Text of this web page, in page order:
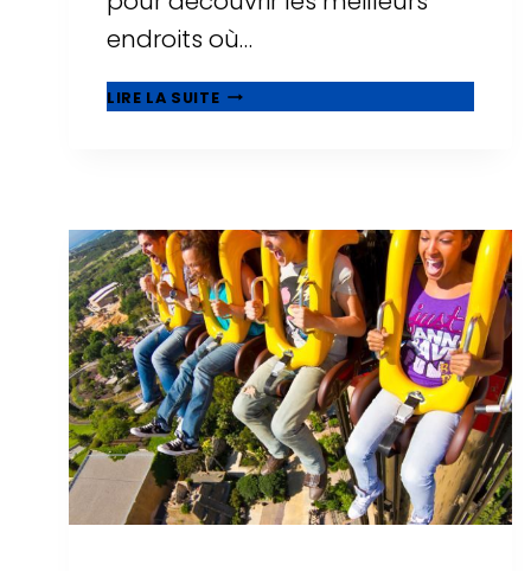
endroits où…
LIRE LA SUITE21
MEILLEURS
ADAPTÉS
AUX
BÉBÉS
ET
AUX
TOUT-
PETITS